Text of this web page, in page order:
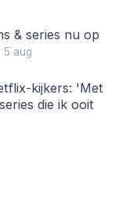
& series nu op
5 aug
kijkers: 'Met
die ik ooit